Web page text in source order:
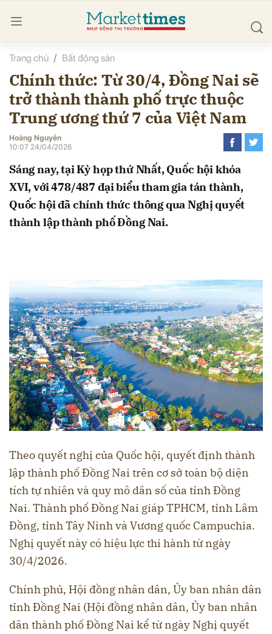
Trang chủ Bất động sản
Chính thức: Từ 30/4, Đồng Nai sẽ
trở thành thành phố trực thuộc
Trung ương thứ 7 của Việt Nam
Hoàng Nguyễn
10:07 24/04/2026
Sáng nay, tại Kỳ họp thứ Nhất, Quốc hội khóa
XVI, với 478/487 đại biểu tham gia tán thành,
Quốc hội đã chính thức thông qua Nghị quyết
thành lập thành phố Đồng Nai.
Theo quyết nghị của Quốc hội, quyết định thành
lập thành phố Đồng Nai trên cơ sở toàn bộ diện
tích tự nhiên và quy mô dân số của tỉnh Đồng
Nai. Thành phố Đồng Nai giáp TPHCM, tỉnh Lâm
Đồng, tỉnh Tây Ninh và Vương quốc Campuchia.
Nghị quyết này có hiệu lực thi hành từ ngày
30/4/2026.
Chính phủ, Hội đồng nhân dân, Ủy ban nhân dân
tỉnh Đồng Nai (Hội đồng nhân dân, Ủy ban nhân
dân thành phố Đồng Nai kể từ ngày Nghị quyết
luận
Hủy